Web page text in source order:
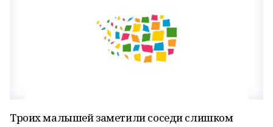
Троих малышей заметили соседи слишком